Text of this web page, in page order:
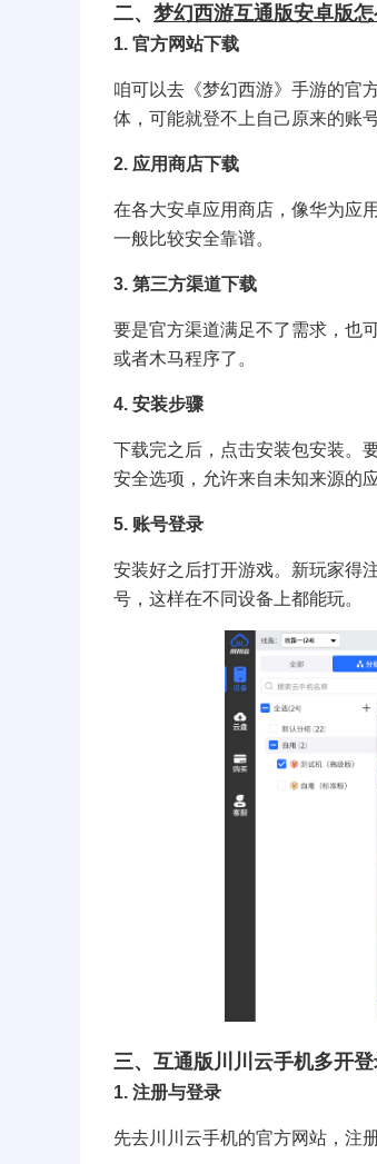
二、 梦幻西游互通版安卓版
1. 官方网站下载
咱可以去《梦幻西游》手游的官
体，可能就登不上自己原来的账
2. 应用商店下载
在各大安卓应用商店，像华为应
一般比较安全靠谱。
3. 第三方渠道下载
要是官方渠道满足不了需求，也
或者木马程序了。
4. 安装步骤
下载完之后，点击安装包安装。
安全选项，允许来自未知来源的
5. 账号登录
安装好之后打开游戏。新玩家得
号，这样在不同设备上都能玩。
三、互通版川川云手机多开
1. 注册与登录
先去川川云手机的官方网站，注